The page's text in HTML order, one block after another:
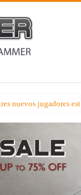
nuevos jugadores